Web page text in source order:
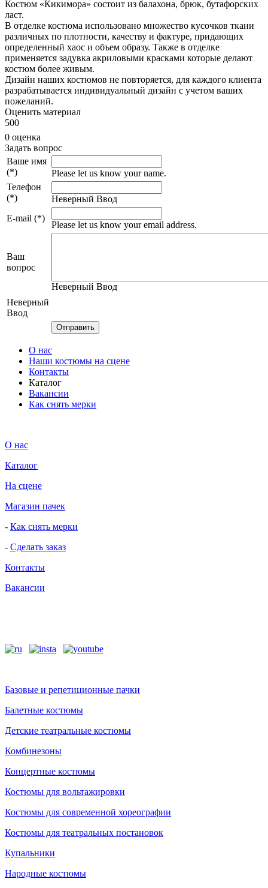
Костюм «Кикимора» состоит из балахона, брюк, бутафорских
ласт.
В отделке костюма использовано множество кусочков ткани
различных по плотности, качеству и фактуре, придающих
определенный хаос и объем образу. Также в отделке
применяется задувка акриловыми красками которые делают
костюм более живым.
Дизайн наших костюмов не повторяется, для каждого клиента
разрабатывается индивидуальный дизайн с учетом ваших
пожеланий.
Оценить материал
500
0 оценка
Задать вопрос
Ваше имя
(*)
Please let us know your name.
Телефон
(*)
Неверный Ввод
E-mail (*)
Please let us know your email address.
Ваш
вопрос
Неверный Ввод
Неверный
Ввод
О нас
Наши костюмы на сцене
Контакты
Каталог
Вакансии
Как снять мерки
О нас
Каталог
На сцене
Магазин пачек
- Как снять мерки
- Сделать заказ
Контакты
Вакансии
Базовые и репетиционные пачки
Балетные костюмы
Детские театральные костюмы
Комбинезоны
Концертные костюмы
Костюмы для вольтажировки
Костюмы для современной хореографии
Костюмы для театральных постановок
Купальники
Народные костюмы